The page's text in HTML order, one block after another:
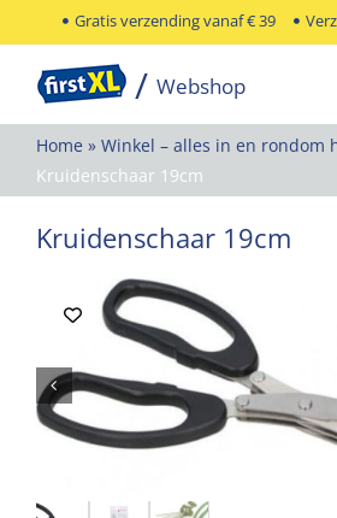
naar
inhoud
Gratis verzending vanaf € 39
Home » Winkel – alles in en rondom
Kruidenschaar 19cm
Kruidenschaar 19cm